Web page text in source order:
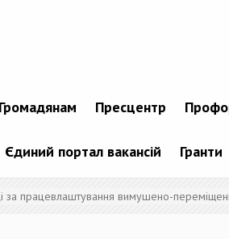
Громадянам Пресцентр
Єдиний портал вакансій Гранти
за працевлаштування вимушено-